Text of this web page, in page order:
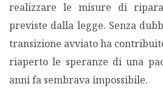
realizzare le misure di
previste dalla legge. Senza
transizione avviato ha
riaperto le speranze di una
anni fa sembrava impossibile.